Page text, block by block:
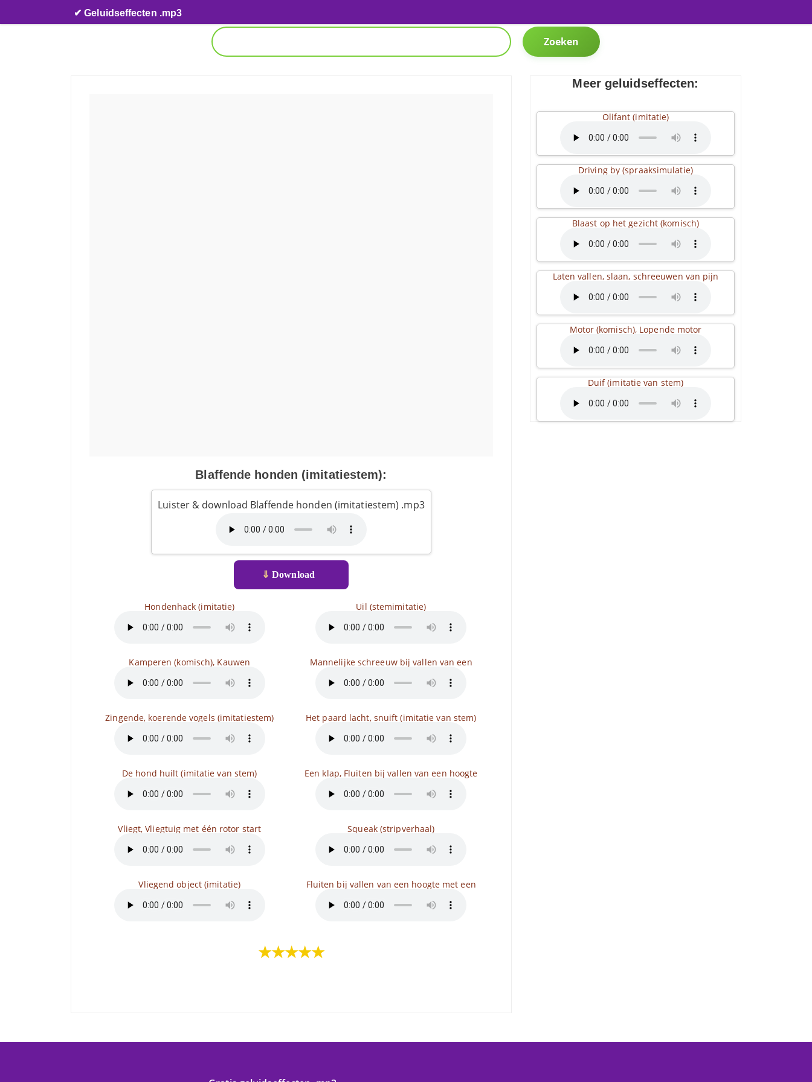
✔ Geluidseffecten .mp3
Zoeken
Blaffende honden (imitatiestem):
Luister & download Blaffende honden (imitatiestem) .mp3
⇓ Download
Hondenhack (imitatie)
Kamperen (komisch), Kauwen
Zingende, koerende vogels (imitatiestem)
De hond huilt (imitatie van stem)
Vliegt, Vliegtuig met één rotor start
Vliegend object (imitatie)
Uil (stemimitatie)
Mannelijke schreeuw bij vallen van een
Het paard lacht, snuift (imitatie van stem)
Een klap, Fluiten bij vallen van een hoogte
Squeak (stripverhaal)
Fluiten bij vallen van een hoogte met een
★★★★★
Meer geluidseffecten:
Olifant (imitatie)
Driving by (spraaksimulatie)
Blaast op het gezicht (komisch)
Laten vallen, slaan, schreeuwen van pijn
Motor (komisch), Lopende motor
Duif (imitatie van stem)